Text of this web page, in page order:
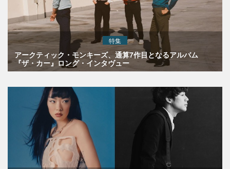
特集
アークティック・モンキーズ、通算7作目となるアルバム
『ザ・カー』ロング・インタヴュー